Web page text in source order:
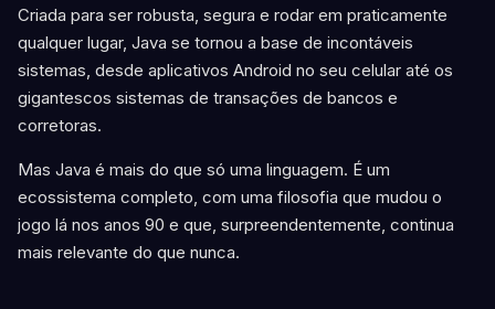
Criada para ser robusta, segura e rodar em praticamente
qualquer lugar, Java se tornou a base de incontáveis
sistemas, desde aplicativos Android no seu celular até os
gigantescos sistemas de transações de bancos e
corretoras.
Mas Java é mais do que só uma linguagem. É um
ecossistema completo, com uma filosofia que mudou o
jogo lá nos anos 90 e que, surpreendentemente, continua
mais relevante do que nunca.